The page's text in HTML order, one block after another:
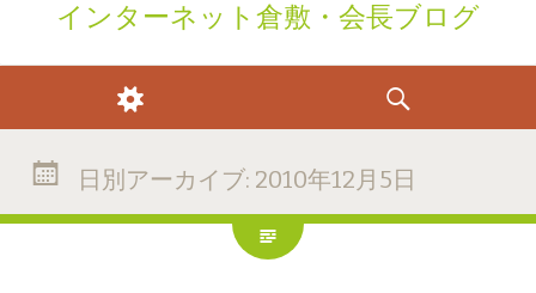
インターネット倉敷・会長ブログ
ウィジェット
日別アーカイブ: 2010年12月5日